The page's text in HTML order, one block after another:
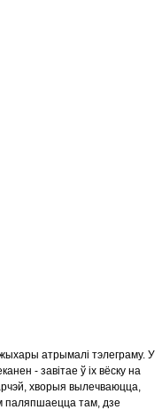
атрымалі тэлеграму. У
- завітае ў іх вёску на
хворыя вылечваюцца,
там, дзе